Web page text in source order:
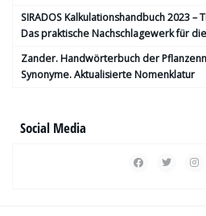
SIRADOS Kalkulationshandbuch 2023 –
Das praktische Nachschlagewerk für
Zander. Handwörterbuch der
Synonyme. Aktualisierte Nomenklatur
Social Media